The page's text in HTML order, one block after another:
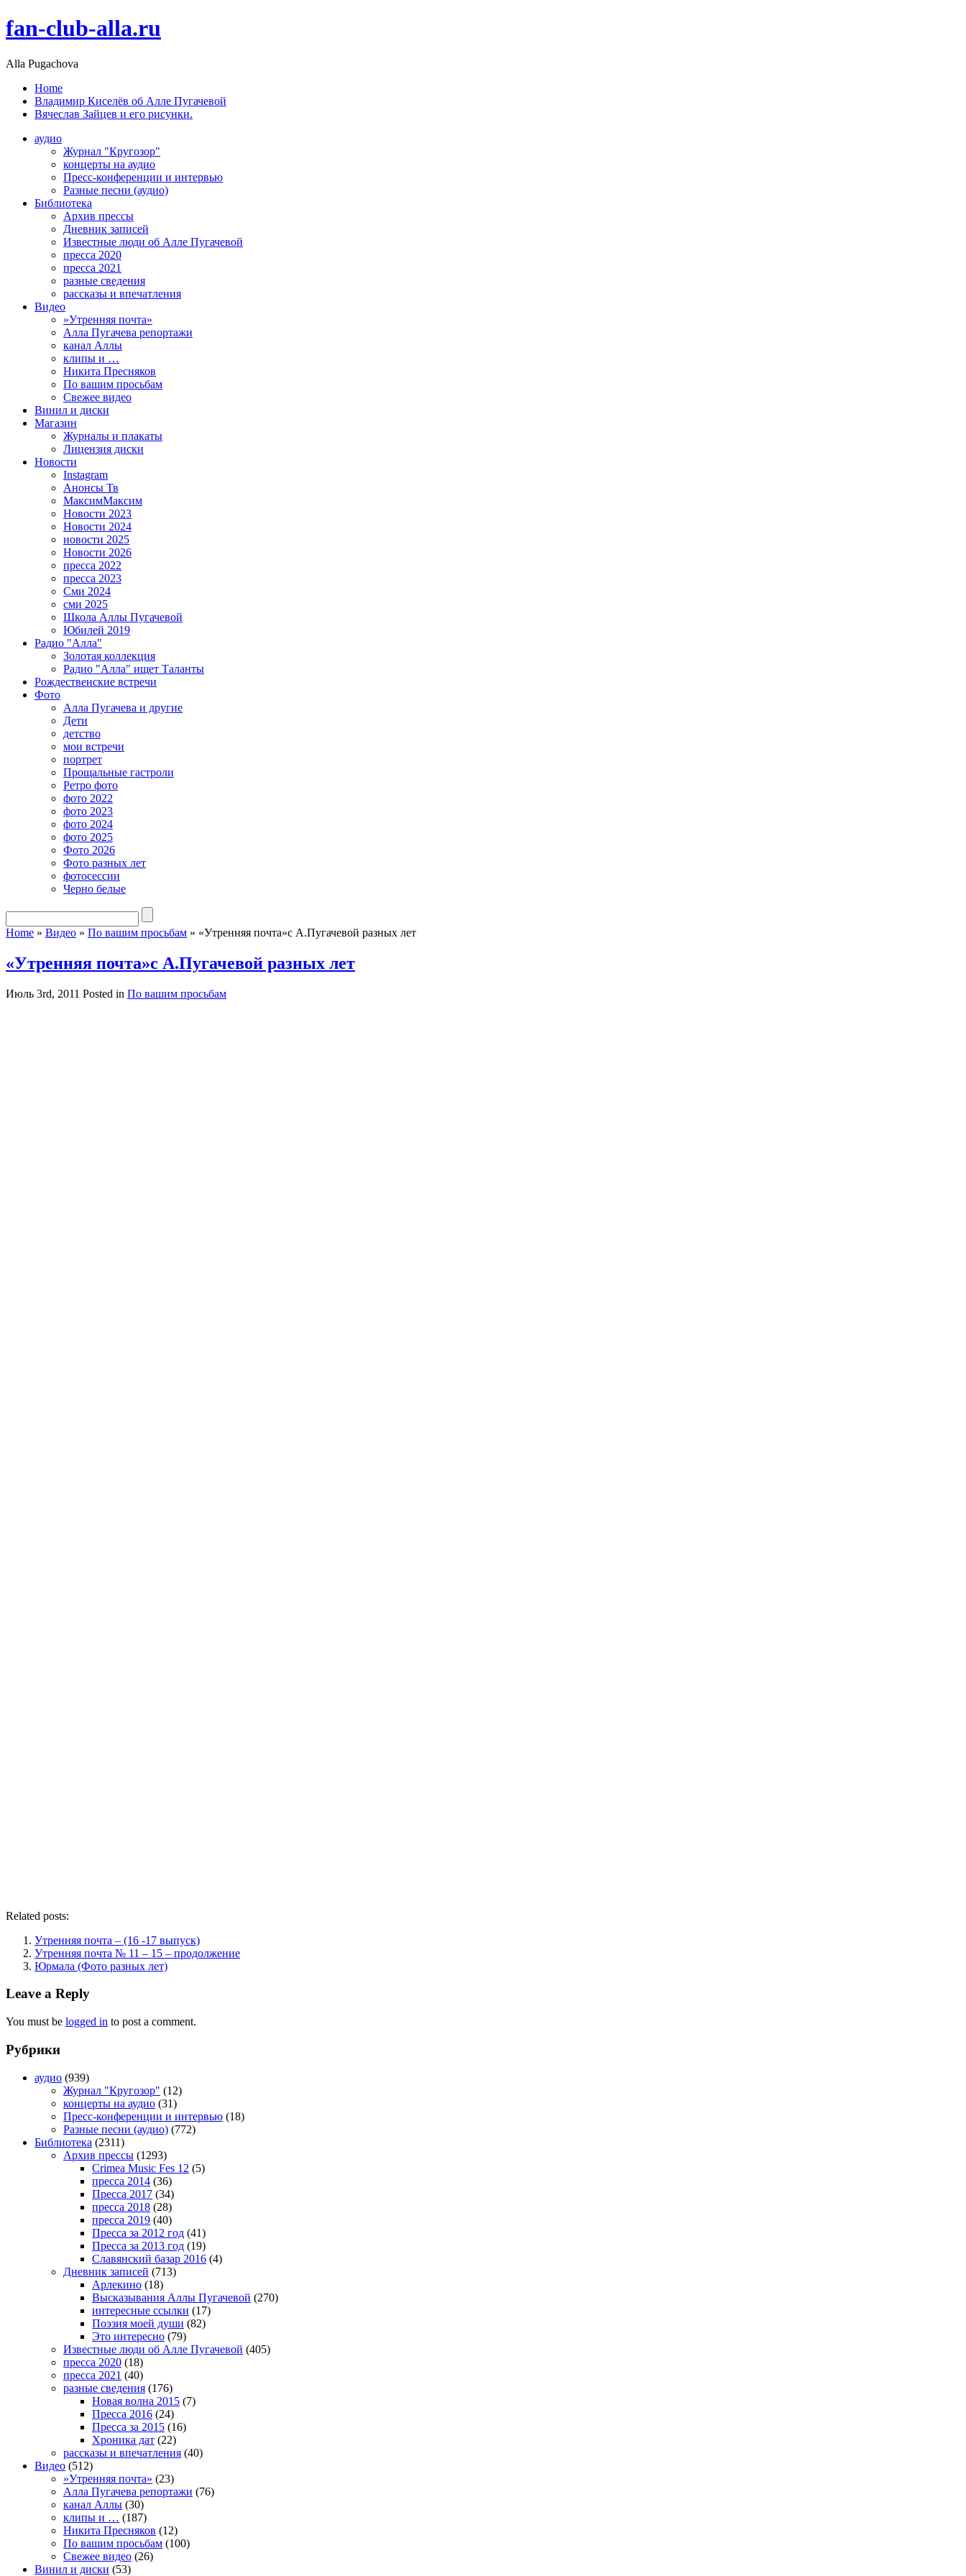
fan-club-alla.ru
Alla Pugachova
Home
Владимир Киселёв об Алле Пугачевой
Вячеслав Зайцев и его рисунки.
аудио
Журнал "Кругозор"
концерты на аудио
Пресс-конференции и интервью
Разные песни (аудио)
Библиотека
Архив прессы
Дневник записей
Известные люди об Алле Пугачевой
пресса 2020
пресса 2021
разные сведения
рассказы и впечатления
Видео
»Утренняя почта»
Алла Пугачева репортажи
канал Аллы
клипы и …
Никита Пресняков
По вашим просьбам
Свежее видео
Винил и диски
Магазин
Журналы и плакаты
Лицензия диски
Новости
Instagram
Анонсы Тв
МаксимМаксим
Новости 2023
Новости 2024
новости 2025
Новости 2026
пресса 2022
пресса 2023
Сми 2024
сми 2025
Школа Аллы Пугачевой
Юбилей 2019
Радио "Алла"
Золотая коллекция
Радио "Алла" ищет Таланты
Рождественские встречи
Фото
Алла Пугачева и другие
Дети
детство
мои встречи
портрет
Прощальные гастроли
Ретро фото
фото 2022
фото 2023
фото 2024
фото 2025
Фото 2026
Фото разных лет
фотосессии
Черно белые
Home » Видео » По вашим просьбам » «Утренняя почта»с А.Пугачевой разных лет
«Утренняя почта»с А.Пугачевой разных лет
Июль 3rd, 2011 Posted in По вашим просьбам
Related posts:
Утренняя почта – (16 -17 выпуск)
Утренняя почта № 11 – 15 – продолжение
Юрмала (Фото разных лет)
Leave a Reply
You must be logged in to post a comment.
Рубрики
аудио (939)
Журнал "Кругозор" (12)
концерты на аудио (31)
Пресс-конференции и интервью (18)
Разные песни (аудио) (772)
Библиотека (2311)
Архив прессы (1293)
Crimea Music Fes 12 (5)
пресса 2014 (36)
Пресса 2017 (34)
пресса 2018 (28)
пресса 2019 (40)
Пресса за 2012 год (41)
Пресса за 2013 год (19)
Славянский базар 2016 (4)
Дневник записей (713)
Арлекино (18)
Высказывания Аллы Пугачевой (270)
интересные ссылки (17)
Поэзия моей души (82)
Это интересно (79)
Известные люди об Алле Пугачевой (405)
пресса 2020 (18)
пресса 2021 (40)
разные сведения (176)
Новая волна 2015 (7)
Пресса 2016 (24)
Пресса за 2015 (16)
Хроника дат (22)
рассказы и впечатления (40)
Видео (512)
»Утренняя почта» (23)
Алла Пугачева репортажи (76)
канал Аллы (30)
клипы и … (187)
Никита Пресняков (12)
По вашим просьбам (100)
Свежее видео (26)
Винил и диски (53)